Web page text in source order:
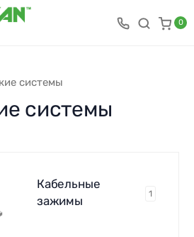
0
системы
системы
Кабельные
зажимы
1